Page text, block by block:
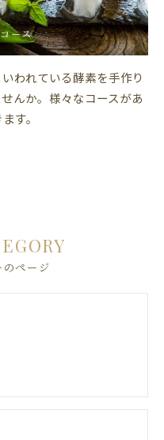
ース
われている酵素を手作り
んか。様々なコースがあ
す。
ページ